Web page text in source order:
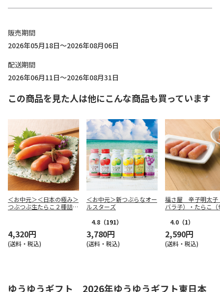
販売期間
2026年05月18日～2026年08月06日
配送期間
2026年06月11日～2026年08月31日
この商品を見た人は他にこんな商品も買っています
＜お中元＞＜日本の極み＞
つぶつぶ生たらこ２種詰合
4,320円
(送料・税込)
＜お中元＞新つぶらなオー
ルスターズ
4.8 （191）
3,780円
(送料・税込)
福さ屋 辛子明太子
バラ子）・たらこ（
4.0 （1）
2,590円
(送料・税込)
ゆうゆうギフト 2026年ゆうゆうギフト東日本